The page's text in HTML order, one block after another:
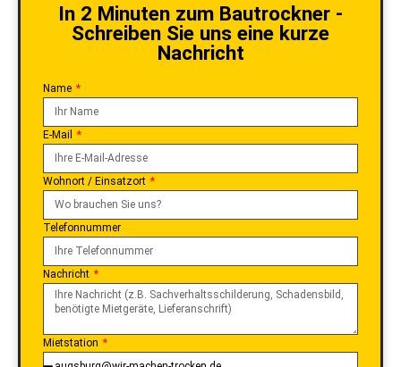
In 2 Minuten zum Bautrockner -
Schreiben Sie uns eine kurze
Nachricht
Name
E-Mail
Wohnort / Einsatzort
Telefonnummer
Nachricht
Mietstation